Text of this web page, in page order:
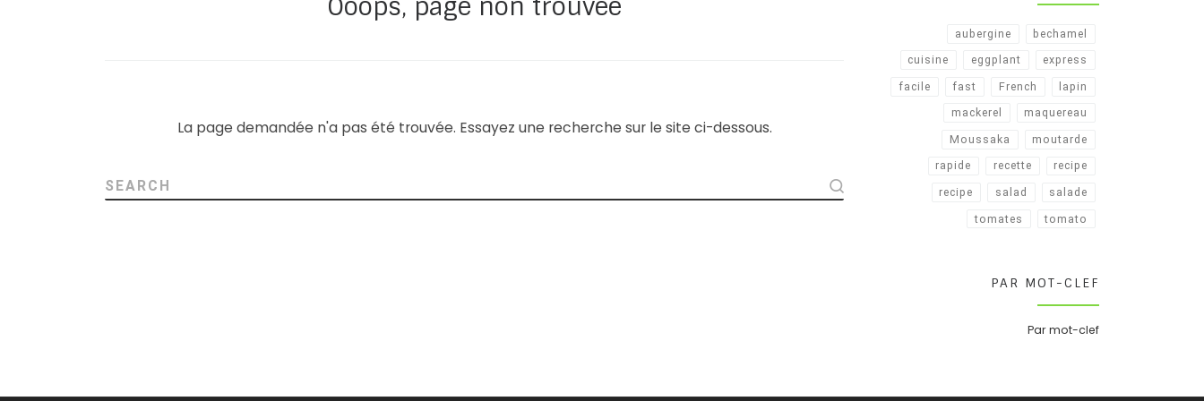
Ooops, page non trouvée
La page demandée n'a pas été trouvée. Essayez une recherche sur le site ci-dessous.
SEARCH
aubergine
bechamel
cuisine
eggplant
express
facile
fast French
lapin
mackerel
maquereau
Moussaka
moutarde
rapide
recette
recipe
recipe​
salad
salade
tomates
tomato
PAR MOT-CLEF
Par mot-clef